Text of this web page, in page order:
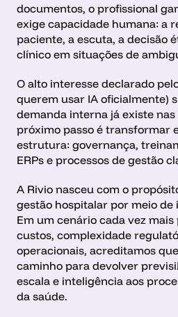
documentos, o profissional
exige capacidade humana: a
paciente, a escuta, a decisão
clínico em situações de
O alto interesse declarado
querem usar IA oficialmente)
demanda interna já existe
próximo passo é transformar
estrutura: governança,
ERPs e processos de gestão
A Rivio nasceu com o
gestão hospitalar por meio
Em um cenário cada vez
custos, complexidade
operacionais, acreditamos
caminho para devolver
escala e inteligência aos
da saúde.